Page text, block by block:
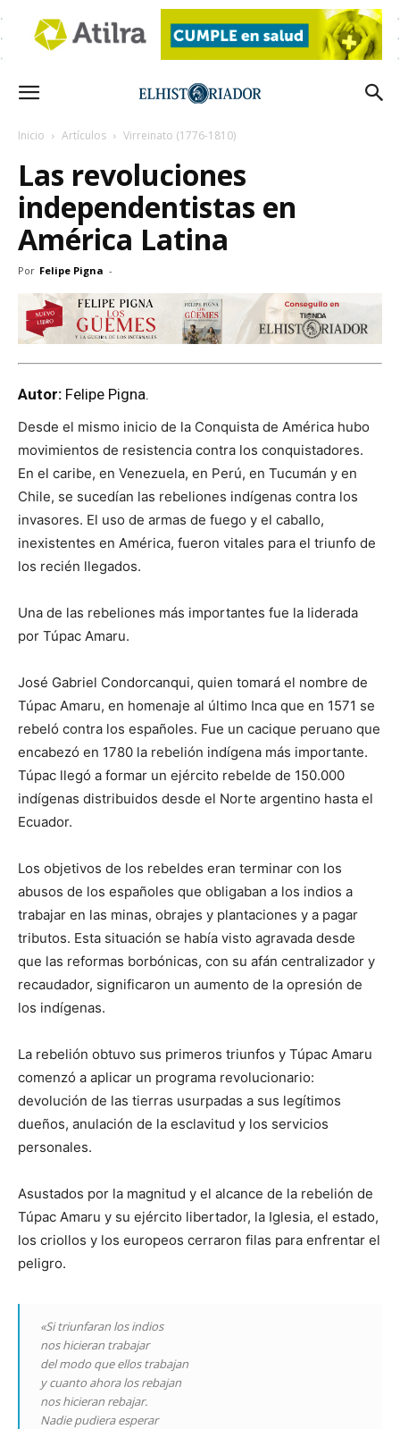
Inicio Artículos Virreinato (1776-1810)
Las revoluciones
independentistas en
América Latina
Por Felipe Pigna -
Autor: Felipe Pigna.
Desde el mismo inicio de la Conquista de América hubo
movimientos de resistencia contra los conquistadores.
En el caribe, en Venezuela, en Perú, en Tucumán y en
Chile, se sucedían las rebeliones indígenas contra los
invasores. El uso de armas de fuego y el caballo,
inexistentes en América, fueron vitales para el triunfo de
los recién llegados.
Una de las rebeliones más importantes fue la liderada
por Túpac Amaru.
José Gabriel Condorcanqui, quien tomará el nombre de
Túpac Amaru, en homenaje al último Inca que en 1571 se
rebeló contra los españoles. Fue un cacique peruano que
encabezó en 1780 la rebelión indígena más importante.
Túpac llegó a formar un ejército rebelde de 150.000
indígenas distribuidos desde el Norte argentino hasta el
Ecuador.
Los objetivos de los rebeldes eran terminar con los
abusos de los españoles que obligaban a los indios a
trabajar en las minas, obrajes y plantaciones y a pagar
tributos. Esta situación se había visto agravada desde
que las reformas borbónicas, con su afán centralizador y
recaudador, significaron un aumento de la opresión de
los indígenas.
La rebelión obtuvo sus primeros triunfos y Túpac Amaru
comenzó a aplicar un programa revolucionario:
devolución de las tierras usurpadas a sus legítimos
dueños, anulación de la esclavitud y los servicios
personales.
Asustados por la magnitud y el alcance de la rebelión de
Túpac Amaru y su ejército libertador, la Iglesia, el estado,
los criollos y los europeos cerraron filas para enfrentar el
peligro.
«Si triunfaran los indios
nos hicieran trabajar
del modo que ellos trabajan
y cuanto ahora los rebajan
nos hicieran rebajar.
Nadie pudiera esperar